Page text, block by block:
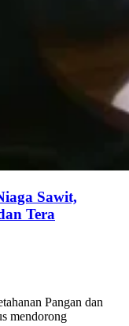
Sawit,
Tera
Pangan dan
mendorong